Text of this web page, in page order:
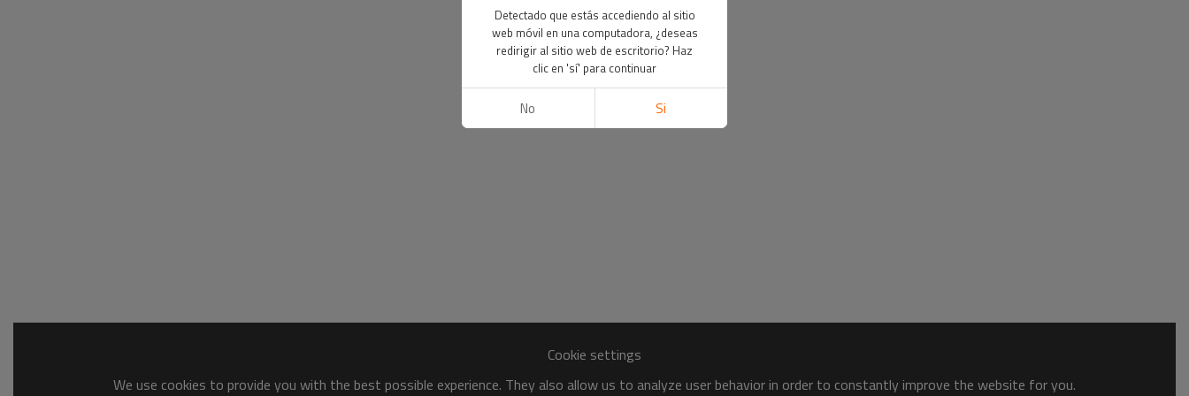
Cookie settings
We use cookies to provide you with the best possible experience. They also allow us to analyze user behavior in order to constantly improve the website for you.
Detectado que estás accediendo al sitio
web móvil en una computadora, ¿deseas
redirigir al sitio web de escritorio? Haz
clic en 'sí' para continuar
No Si